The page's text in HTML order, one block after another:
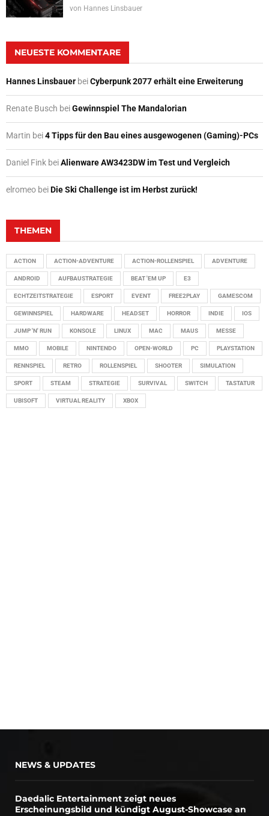
von Hannes Linsbauer
NEUESTE KOMMENTARE
Hannes Linsbauer beiCyberpunk 2077 erhält eine Erweiterung
Renate Busch beiGewinnspiel The Mandalorian
Martin bei4 Tipps für den Bau eines ausgewogenen (Gaming)-PCs
Daniel Fink beiAlienware AW3423DW im Test und Vergleich
elromeo beiDie Ski Challenge ist im Herbst zurück!
THEMEN
ACTION ACTION-ADVENTURE ACTION-ROLLENSPIEL ADVENTURE
ANDROID AUFBAUSTRATEGIE BEAT 'EM UP E3
ECHTZEITSTRATEGIE ESPORT EVENT FREE2PLAY GAMESCOM
GEWINNSPIEL HARDWARE HEADSET HORROR INDIE IOS
JUMP 'N' RUN KONSOLE LINUX MAC MAUS MESSE
MMO MOBILE NINTENDO OPEN-WORLD PC PLAYSTATION
RENNSPIEL RETRO ROLLENSPIEL SHOOTER SIMULATION
SPORT STEAM STRATEGIE SURVIVAL SWITCH TASTATUR
UBISOFT VIRTUAL REALITY XBOX
NEWS & UPDATES
Daedalic Entertainment zeigt neues
Erscheinungsbild und kündigt August-Showcase an